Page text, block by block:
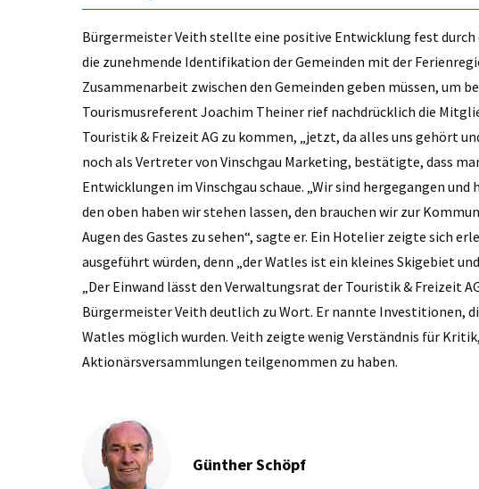
Bürgermeister Veith stellte eine positive Entwicklung fest durch
die zunehmende Identifikation der Gemeinden mit der
Zusammenarbeit zwischen den Gemeinden geben müssen, um
Tourismusreferent Joachim Theiner rief nachdrücklich die
Touristik & Freizeit AG zu kommen, „jetzt, da alles uns gehört
noch als Vertreter von Vinschgau Marketing, bestätigte, dass
Entwicklungen im Vinschgau schaue. „Wir sind hergegangen
den oben haben wir stehen lassen, den brauchen wir zur
Augen des Gastes zu sehen“, sagte er. Ein Hotelier zeigte sich
ausgeführt würden, denn „der Watles ist ein kleines Skigebiet
„Der Einwand lässt den Verwaltungsrat der Touristik & Freizeit
Bürgermeister Veith deutlich zu Wort. Er nannte Investitionen,
Watles möglich wurden. Veith zeigte wenig Verständnis für
Aktionärsversammlungen teilgenommen zu haben.
Günther Schöpf